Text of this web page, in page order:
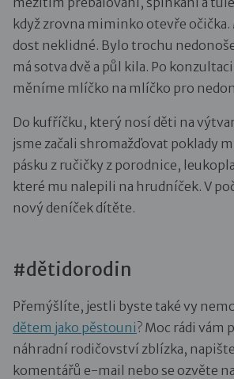
když zrovna miminko otevře
dost neklidné. Bylo trochu
má sotva dvě a půl kila. Po
měníme mlíčko na mlíčko pro
Do kufříčku, který nosí děti na
jsme začali shromažďovat poklady
pásku z ručičky z porodnice,
které mu nalepili na hrudníček. V
nový deníček dítěte.
#dětidorodin
Přemýšlíte, jestli byste také vy
dětem jako pěstouni? Moc rádi vám
náhradní rodičovství zblízka,
komentářů e-mail nebo se ozvěte na